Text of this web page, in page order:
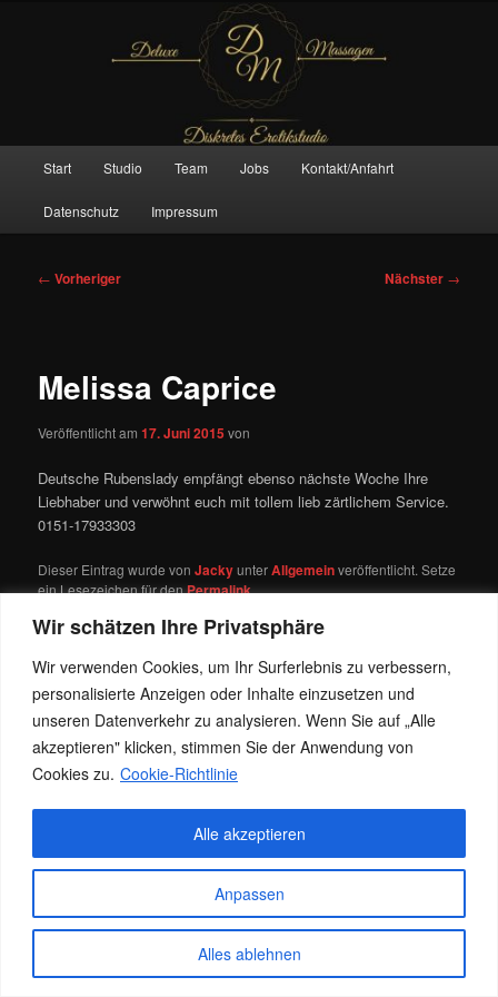
Wir schätzen Ihre Privatsphäre
Wir verwenden Cookies, um Ihr Surferlebnis zu verbessern,
personalisierte Anzeigen oder Inhalte einzusetzen und
unseren Datenverkehr zu analysieren. Wenn Sie auf „Alle
akzeptieren" klicken, stimmen Sie der Anwendung von
Cookies zu. Cookie-Richtlinie
Anpassen
Alles ablehnen
Alle akzeptieren
Deluxe Massagen And More
Start Studio Team Jobs Kontakt/Anfahrt
Datenschutz Impressum
Beitragsnavigation
← Vorheriger Nächster →
Melissa Caprice
Veröffentlicht am17. Juni 2015 von
Deutsche Rubenslady empfängt ebenso nächste Woche Ihre
Liebhaber und verwöhnt euch mit tollem lieb zärtlichem Service.
0151-17933303
Dieser Eintrag wurde vonJackyunterAllgemeinveröffentlicht. Setze
ein Lesezeichen für denPermalink.
Datenschutz Stolz präsentiert von WordPress